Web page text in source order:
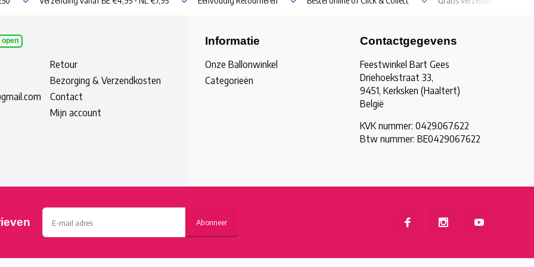
open
Retour
Bezorging & Verzendkosten
Contact
Mijn account
Informatie
Onze Ballonwinkel
Categorieën
Contactgegevens
Feestwinkel Bart Gees
Driehoekstraat 33,
9451, Kerksken (Haaltert)
België
KVK nummer: 0429.067.622
Btw nummer: BE0429067622
Abonneer